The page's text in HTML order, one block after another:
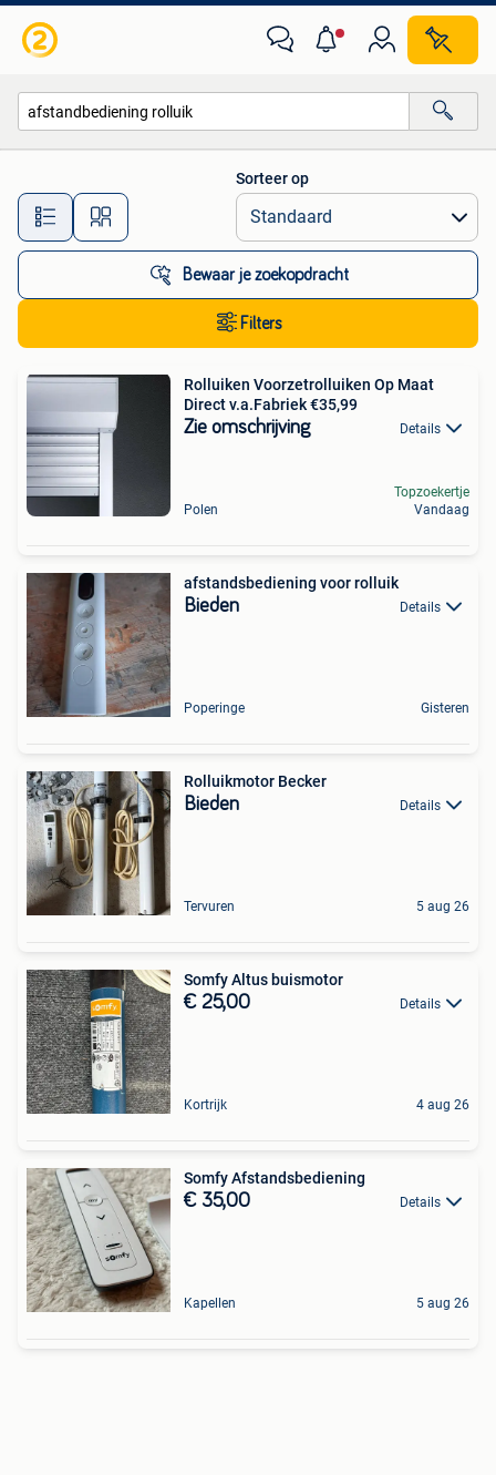
Alle afstanden…
Sorteer op
Bewaar je zoekopdracht
Filters
Rolluiken Voorzetrolluiken Op Maat
Direct v.a.Fabriek €35,99
Zie omschrijving Details
Polen
Topzoekertje
Vandaag
afstandsbediening voor rolluik
Bieden Details
Poperinge Gisteren
Rolluikmotor Becker
Bieden Details
Tervuren 5 aug 26
Somfy Altus buismotor
€ 25,00 Details
Kortrijk 4 aug 26
Somfy Afstandsbediening
€ 35,00 Details
Kapellen 5 aug 26